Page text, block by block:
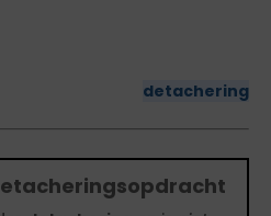
detachering